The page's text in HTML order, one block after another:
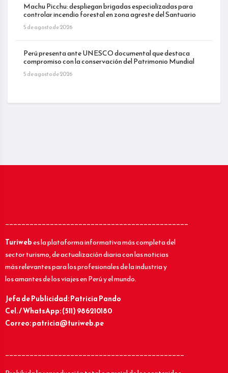
Machu Picchu: despliegan brigadas especializadas para
controlar incendio forestal en zona agreste del Santuario
5 de agosto de 2026
Perú presenta ante UNESCO documental que destaca
compromiso con la conservación del Patrimonio Mundial
5 de agosto de 2026
_____________________________________________
Turiwebes la plataforma informativa más completa del
sector turismo, de actualización diaria con las noticias
más relevantes para los profesionales de la industria y
los amantes de los viajes en Perú y el mundo.
Jefa de Publicidad: Patricia Pando
Cel. / WhatsApp: (511) 986210180
Correo: patricia@turiweb.pe
____________________________________________